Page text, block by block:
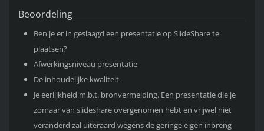
Beoordeling
Ben je er in geslaagd een presentatie op SlideShare te
plaatsen?
Afwerkingsniveau presentatie
De inhoudelijke kwaliteit
Je eerlijkheid m.b.t. bronvermelding. Een presentatie die je
zomaar van slideshare overgenomen hebt en vrijwel niet
veranderd zal uiteraard wegens de geringe eigen inbreng